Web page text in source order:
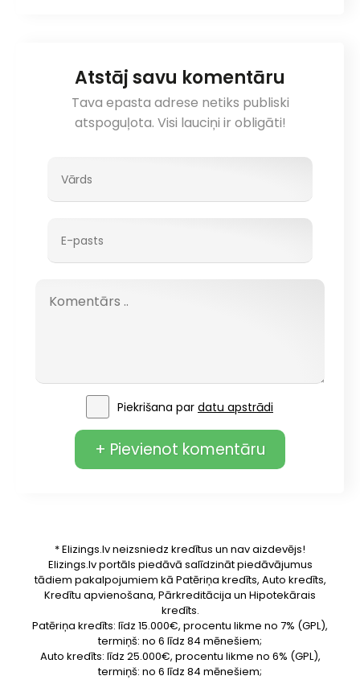
Atstāj savu komentāru
Tava epasta adrese netiks publiski
atspoguļota. Visi lauciņi ir obligāti!
Piekrišana par datu apstrādi
+ Pievienot komentāru
* Elizings.lv neizsniedz kredītus un nav aizdevējs!
Elizings.lv portāls piedāvā salīdzināt piedāvājumus
tādiem pakalpojumiem kā Patēriņa kredīts, Auto kredīts,
Kredītu apvienošana, Pārkreditācija un Hipotekārais
kredīts.
Patēriņa kredīts: līdz 15.000€, procentu likme no 7% (GPL),
termiņš: no 6 līdz 84 mēnešiem;
Auto kredīts: līdz 25.000€, procentu likme no 6% (GPL),
termiņš: no 6 līdz 84 mēnešiem;